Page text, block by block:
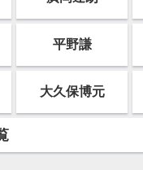
平野謙
大久保博元